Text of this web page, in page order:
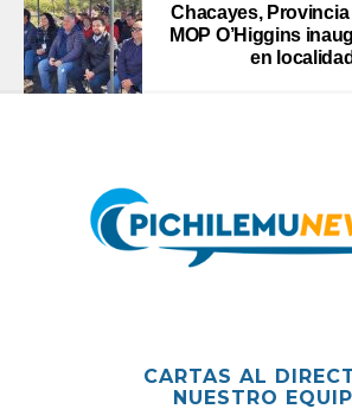
Chacayes,
MOP O’Higgins
en
CARTAS AL
NUESTRO